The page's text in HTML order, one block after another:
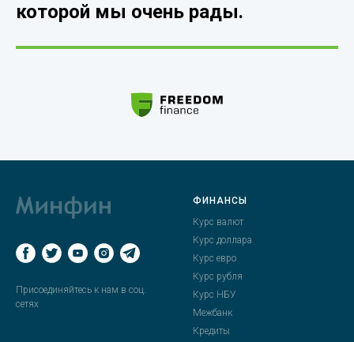
которой мы очень рады.
Присоединяйтесь к нам в соц.
сетях
ФИНАНСЫ
Курс валют
Курс доллара
Курс евро
Курс рубля
Курс НБУ
Межбанк
Кредиты